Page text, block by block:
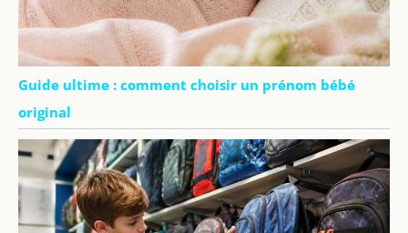
Guide ultime : comment choisir un prénom bébé
original